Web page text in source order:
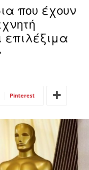
που έχουν
επιλέξιμα
Pinterest